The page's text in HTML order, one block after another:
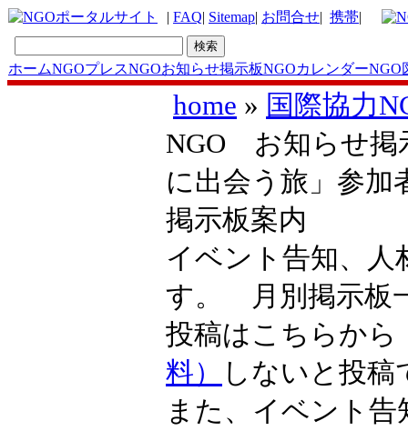
| FAQ| Sitemap| お問合せ| 携帯|
ホームNGOプレスNGOお知らせ掲示板NGOカレンダーNGO
home » 国際協力
NGO お知らせ掲
に出会う旅」参加
掲示板案内
イベント告知、人
す。 月別掲示
投稿はこちらか
料）
しないと投
また、イベント